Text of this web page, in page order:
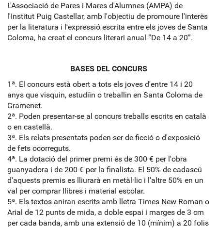
L'Associació de Pares i Mares d'Alumnes (AMPA) de
l'Institut Puig Castellar, amb l'objectiu de promoure l'interès
per la literatura i l'expressió escrita entre els joves de Santa
Coloma, ha creat el concurs literari anual “De 14 a 20”.
BASES DEL CONCURS
1ª. El concurs està obert a tots els joves d'entre 14 i 20
anys que visquin, estudiïn o treballin en Santa Coloma de
Gramenet.
2ª. Poden presentar-se al concurs treballs escrits en català
o en castellà.
3ª. Els relats presentats poden ser de ficció o d'exposició
de fets ocorreguts.
4ª. La dotació del primer premi és de 300 € per l'obra
guanyadora i de 200 € per la finalista. El 50% de cadascú
d'aquests premis es lliurarà en metàl·lic i l'altre 50% en un
val per comprar llibres i material escolar.
5ª. Els textos aniran escrits amb lletra Times New Roman o
Arial de 12 punts de mida, a doble espai i marges de 3 cm
per cada banda, amb una extensió de 10 (mínim) a 20 folis